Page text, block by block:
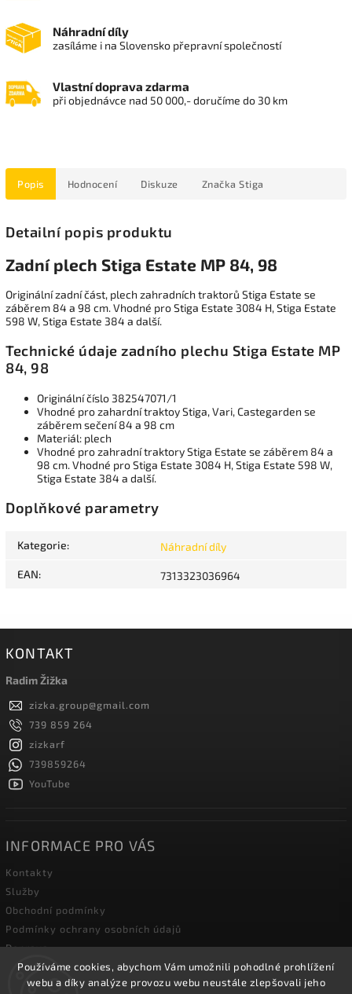
Používáme cookies, abychom Vám umožnili pohodlné prohlížení
webu a díky analýze provozu webu neustále zlepšovali jeho
Náhradní díly
zasíláme i na Slovensko přepravní společností
Vlastní doprava zdarma
při objednávce nad 50 000,- doručíme do 30 km
Popis Hodnocení Diskuze Značka Stiga
Detailní popis produktu
Zadní plech Stiga Estate MP 84, 98
Originální zadní část, plech zahradních traktorů Stiga Estate se
záběrem 84 a 98 cm. Vhodné pro Stiga Estate 3084 H, Stiga Estate
598 W, Stiga Estate 384 a další.
Technické údaje zadního plechu Stiga Estate MP
84, 98
Originální číslo 382547071/1
Vhodné pro zahardní traktoy Stiga, Vari, Castegarden se
záběrem sečení 84 a 98 cm
Materiál: plech
Vhodné pro zahradní traktory Stiga Estate se záběrem 84 a
98 cm. Vhodné pro Stiga Estate 3084 H, Stiga Estate 598 W,
Stiga Estate 384 a další.
Doplňkové parametry
Kategorie: Náhradní díly
EAN: 7313323036964
KONTAKT
Radim Žižka
zizka.group@gmail.com
739 859 264
zizkarf
739859264
YouTube
INFORMACE PRO VÁS
Kontakty
Služby
Obchodní podmínky
Podmínky ochrany osobních údajů
Doprava
Blog zahradní techniky